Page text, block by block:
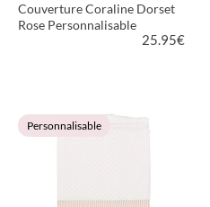
Couverture Coraline Dorset
Rose Personnalisable
25.95€
VOIR LE PRODUIT
Personnalisable